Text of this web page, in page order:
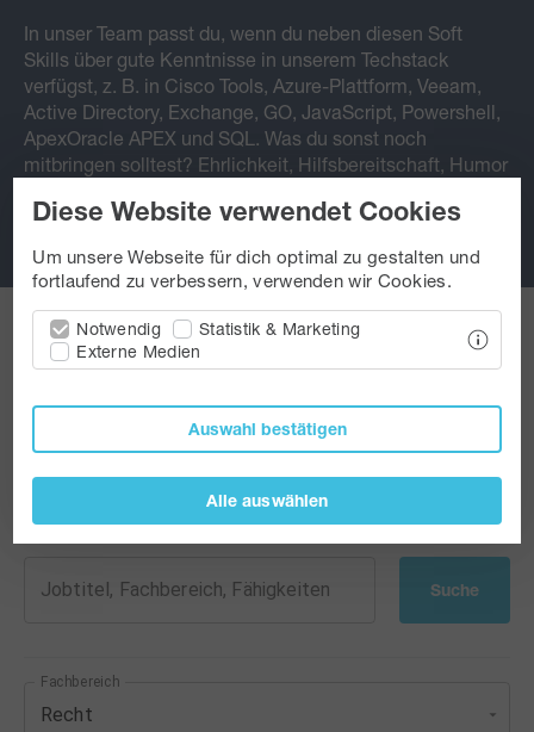
In unser Team passt du, wenn du neben diesen Soft
Skills über gute Kenntnisse in unserem Techstack
verfügst, z. B. in Cisco Tools, Azure-Plattform, Veeam,
Active Directory, Exchange, GO, JavaScript, Powershell,
ApexOracle APEX und SQL. Was du sonst noch
mitbringen solltest? Ehrlichkeit, Hilfsbereitschaft, Humor
Karrierechancen
Jobs @ IT
spannende Jobs bei uns!
Jobtitel, Fachbereich, Fähigkeiten Suche
Fachbereich
Recht
Diese Website verwendet Cookies
Um unsere Webseite für dich optimal zu gestalten und
fortlaufend zu verbessern, verwenden wir Cookies.
Notwendig
Statistik & Marketing
Externe Medien
Auswahl bestätigen
Alle auswählen